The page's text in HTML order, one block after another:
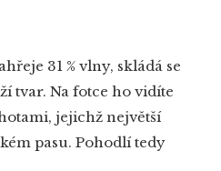
31 % vlny, skládá se
tvar. Na fotce ho vidíte
jejichž největší
pasu. Pohodlí tedy